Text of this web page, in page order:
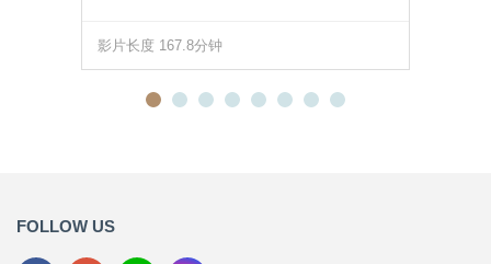
影片长度 167.8分钟
FOLLOW US